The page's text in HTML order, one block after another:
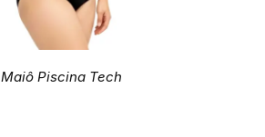
Maiô Piscina Tech